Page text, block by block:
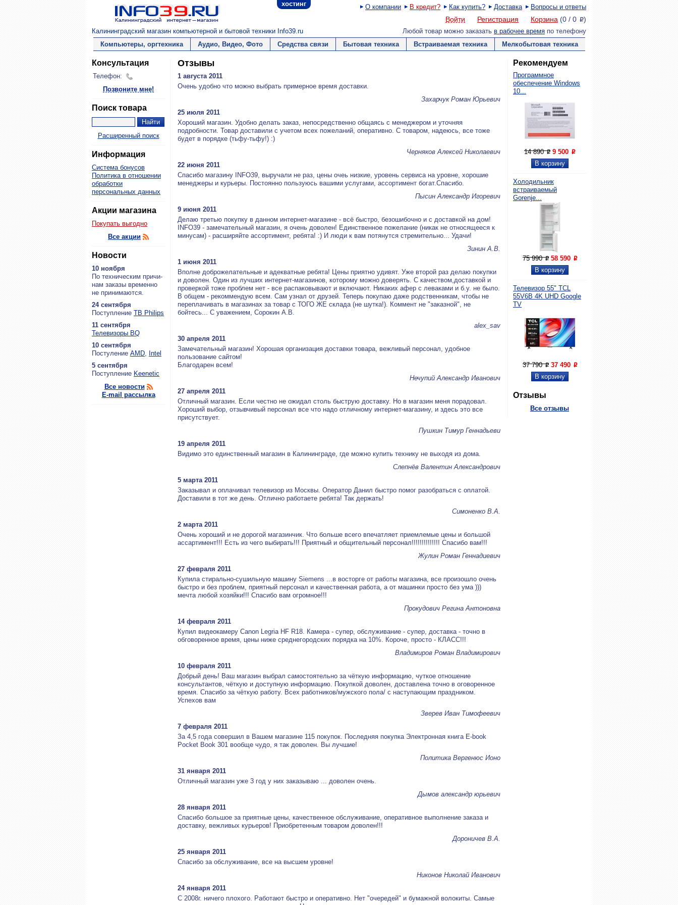
хостинг О компании В кредит? Как купить? Доставка Вопросы и ответы
Войти Регистрация Корзина (0 / 0 P)
Калининградский магазин компьютерной и бытовой техники Info39.ru Любой товар можно заказать в рабочее время по телефону
Компьютеры, оргтехника
Аудио, Видео, Фото Средства связи Бытовая техника Встраиваемая техника Мелкобытовая техника
Консультация
Телефон:
Позвоните мне!
Поиск товара
Расширенный поиск
Информация
Система бонусов
Политика в отношении
обработки
персональных данных
Акции магазина
Покупать выгодно
Все акции
Новости
10 ноября
По тех­ни­че­ским при­чи­
нам за­ка­зы вре­мен­но
не при­ни­ма­ют­ся.
24 сентября
По­ступ­ле­ние ТВ Philips
11 сентября
Теле­ви­зо­ры BQ
10 сентября
По­сту­ле­ние AMD, Intel
5 сентября
По­ступ­ле­ние Keenetic
Все новости
E-mail рассылка
Рекомендуем
Программное
обеспечение Windows
10...
14 890P 9 500 P
Холодильник
встраиваемый
Gorenje...
75 990P 58 590 P
Телевизор 55" TCL
55V6B 4K UHD Google
TV
37 790P 37 490 P
Отзывы
Все отзывы
Отзывы
1 августа 2011
Очень удобно что можно выбрать примерное время доставки.
Захарчук Роман Юрьевич
25 июля 2011
Хороший магазин. Удобно делать заказ, непосредственно общаясь с менеджером и уточняя
подробности. Товар доставили с учетом всех пожеланий, оперативно. С товаром, надеюсь, все тоже
будет в порядке (тьфу-тьфу!) :)
Черняков Алексей Николаевич
22 июня 2011
Спасибо магазину INFO39, выручали не раз, цены очеь низкие, уровень сервиса на уровне, хорошие
менеджеры и курьеры. Постоянно пользуюсь вашими услугами, ассортимент богат.Спасибо.
Пысин Александр Игоревич
9 июня 2011
Делаю третью покупку в данном интернет-магазине - всё быстро, безошибочно и с доставкой на дом!
INFO39 - замечательный магазин, я очень доволен! Единственное пожелание (никак не относящееся к
минусам) - расширяйте ассортимент, ребята! :) И люди к вам потянутся стремительно... Удачи!
Зинин А.В.
1 июня 2011
Вполне доброжелательные и адекватные ребята! Цены приятно удивят. Уже второй раз делаю покупки
и доволен. Один из лучших интернет-магазинов, которому можно доверять. С качеством,доставкой и
проверкой тоже проблем нет - все распаковывают и включают. Никаких афер с леваками и б.у. не было.
В общем - рекоммендую всем. Сам узнал от друзей. Теперь покупаю даже родственникам, чтобы не
переплачивать в магазинах за товар с ТОГО ЖЕ склада (не шутка!). Коммент не "заказной", не
бойтесь... С уважением, Сорокин А.В.
alex_sav
30 апреля 2011
Замечательный магазин! Хорошая организация доставки товара, вежливый персонал, удобное
пользование сайтом!
Благодарен всем!
Нечупий Александр Иванович
27 апреля 2011
Отличный магазин. Если честно не ожидал столь быструю доставку. Но в магазин меня порадовал.
Хороший выбор, отзывчивый персонал все что надо отличному интернет-магазину, и здесь это все
присутствует.
Пушкин Тимур Геннадьеви
19 апреля 2011
Видимо это единственный магазин в Калининграде, где можно купить технику не выходя из дома.
Слепнёв Валентин Александрович
5 марта 2011
Заказывал и оплачивал телевизор из Москвы. Оператор Данил быстро помог разобраться с оплатой.
Доставили в тот же день. Отлично работаете ребята! Так держать!
Симоненко В.А.
2 марта 2011
Очень хороший и не дорогой магазинчик. Что больше всего впечатляет приемлемые цены и большой
ассартимент!!! Есть из чего выбирать!!! Приятный и общительный персонал!!!!!!!!!!!!!! Спасибо вам!!!
Жулин Роман Геннадиевич
27 февраля 2011
Купила стирально-сушильную машину Siemens ...в восторге от работы магазина, все произошло очень
быстро и без проблем, приятный персонал и качественная работа, а от машинки просто без ума )))
мечта любой хозяйки!!! Спасибо вам огромное!!!
Прокудович Регина Антоновна
14 февраля 2011
Купил видеокамеру Canon Legria HF R18. Камера - супер, обслуживание - супер, доставка - точно в
обговоренное время, цены ниже среднегородских порядка на 10%. Короче, просто - КЛАСС!!!
Владимиров Роман Владимирович
10 февраля 2011
Добрый день! Ваш магазин выбрал самостоятельно за чёткую информацию, чуткое отношение
консультантов, чёткую и доступную информацию. Покупкой доволен, доставлена точно в оговоренное
время. Спасибо за чёткую работу. Всех работников/мужского пола/ с наступающим праздником.
Успехов вам
Зверев Иван Тимофеевич
7 февраля 2011
За 4,5 года совершил в Вашем магазине 115 покупок. Последняя покупка Электронная книга E-book
Pocket Book 301 вообще чудо, я так доволен. Вы лучшие!
Политика Вергенюс Ионо
31 января 2011
Отличный магазин уже 3 год у них заказываю ... доволен очень.
Дымов александр юрьевич
28 января 2011
Спасибо большое за приятные цены, качественное обслуживание, оперативное выполнение заказа и
доставку, вежливых курьеров! Приобретенным товаром доволен!!!
Дороничев В.А.
25 января 2011
Спасибо за обслуживание, все на высшем уровне!
Никонов Николай Иванович
24 января 2011
С 2008г. ничего плохого. Работают быстро и оперативно. Нет "очередей" и бумажной волокиты. Самые